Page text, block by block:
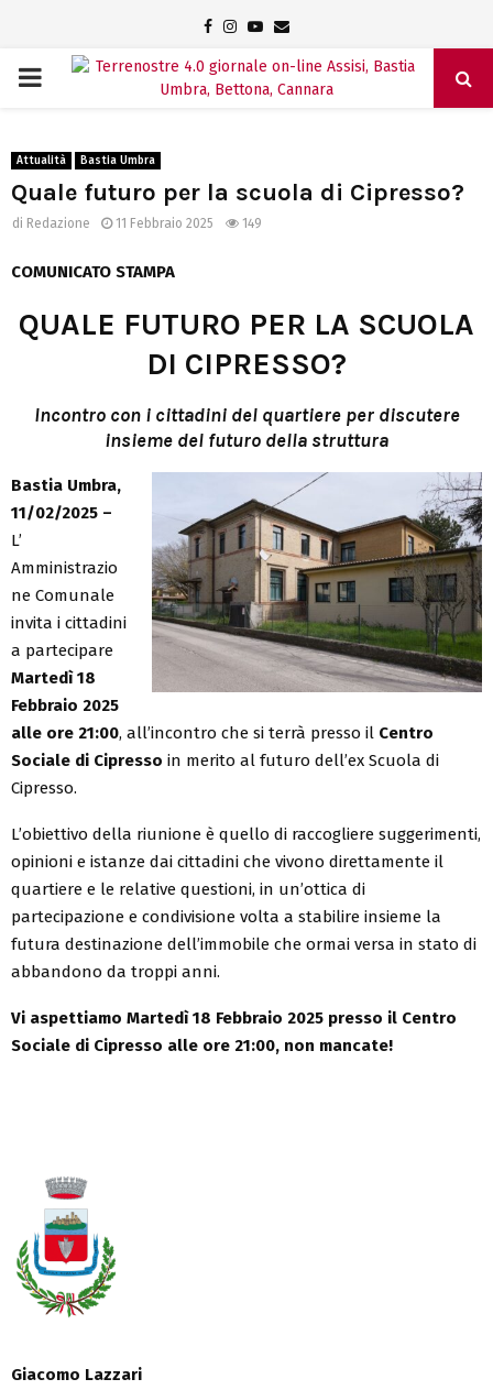
Facebook
Instagram
Youtube
Email
PRIMARY
Attualità Bastia Umbra
Quale futuro per la scuola di Cipresso?
di Redazione 11 Febbraio 2025 149
COMUNICATO STAMPA
QUALE FUTURO PER LA SCUOLA
DI CIPRESSO?
Incontro con i cittadini del quartiere per discutere
insieme del futuro della struttura
Bastia Umbra,
11/02/2025 –
L’
Amministrazio
ne Comunale
invita i cittadini
a partecipare
Martedì 18
Febbraio 2025
alle ore 21:00, all’incontro che si terrà presso il Centro
Sociale di Cipresso in merito al futuro dell’ex Scuola di
Cipresso.
L’obiettivo della riunione è quello di raccogliere suggerimenti,
opinioni e istanze dai cittadini che vivono direttamente il
quartiere e le relative questioni, in un’ottica di
partecipazione e condivisione volta a stabilire insieme la
futura destinazione dell’immobile che ormai versa in stato di
abbandono da troppi anni.
Vi aspettiamo Martedì 18 Febbraio 2025 presso il Centro
Sociale di Cipresso alle ore 21:00, non mancate!
Giacomo Lazzari